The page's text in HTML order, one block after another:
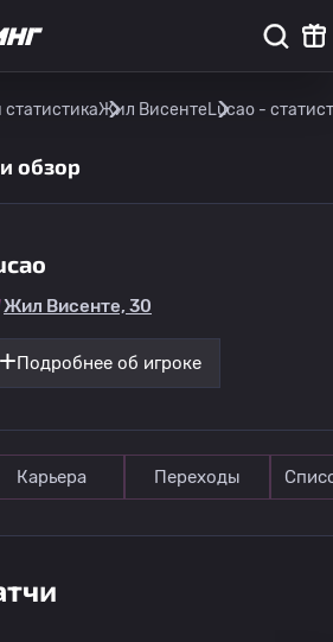
Жил ВисентеLucao -
обзор
Жил Висенте, 30
Подробнее об игроке
Карьера Переходы